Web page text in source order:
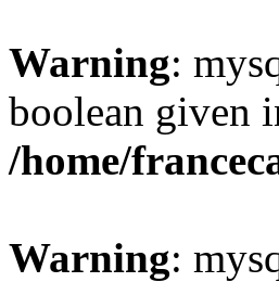
Warning:
boolean given
/home/
Warning: